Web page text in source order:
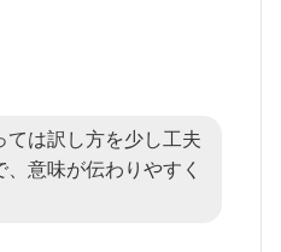
ては訳し方を少し工夫
、意味が伝わりやすく